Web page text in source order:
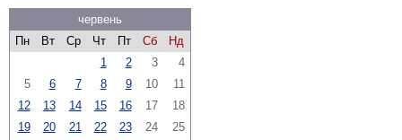
червень
Пн
Вт Ср Чт Пт Сб
Нд
1
2 3
4
5
6 7 8 9 10
11
12
13 14 15 16 17
18
19
20 21 22 23 24
25